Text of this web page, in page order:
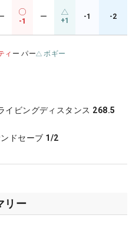
-1
ー +1 -1 -2
ィ ー パー ボギー
イビングディスタンス 268.5
ドセーブ 1/2
リー